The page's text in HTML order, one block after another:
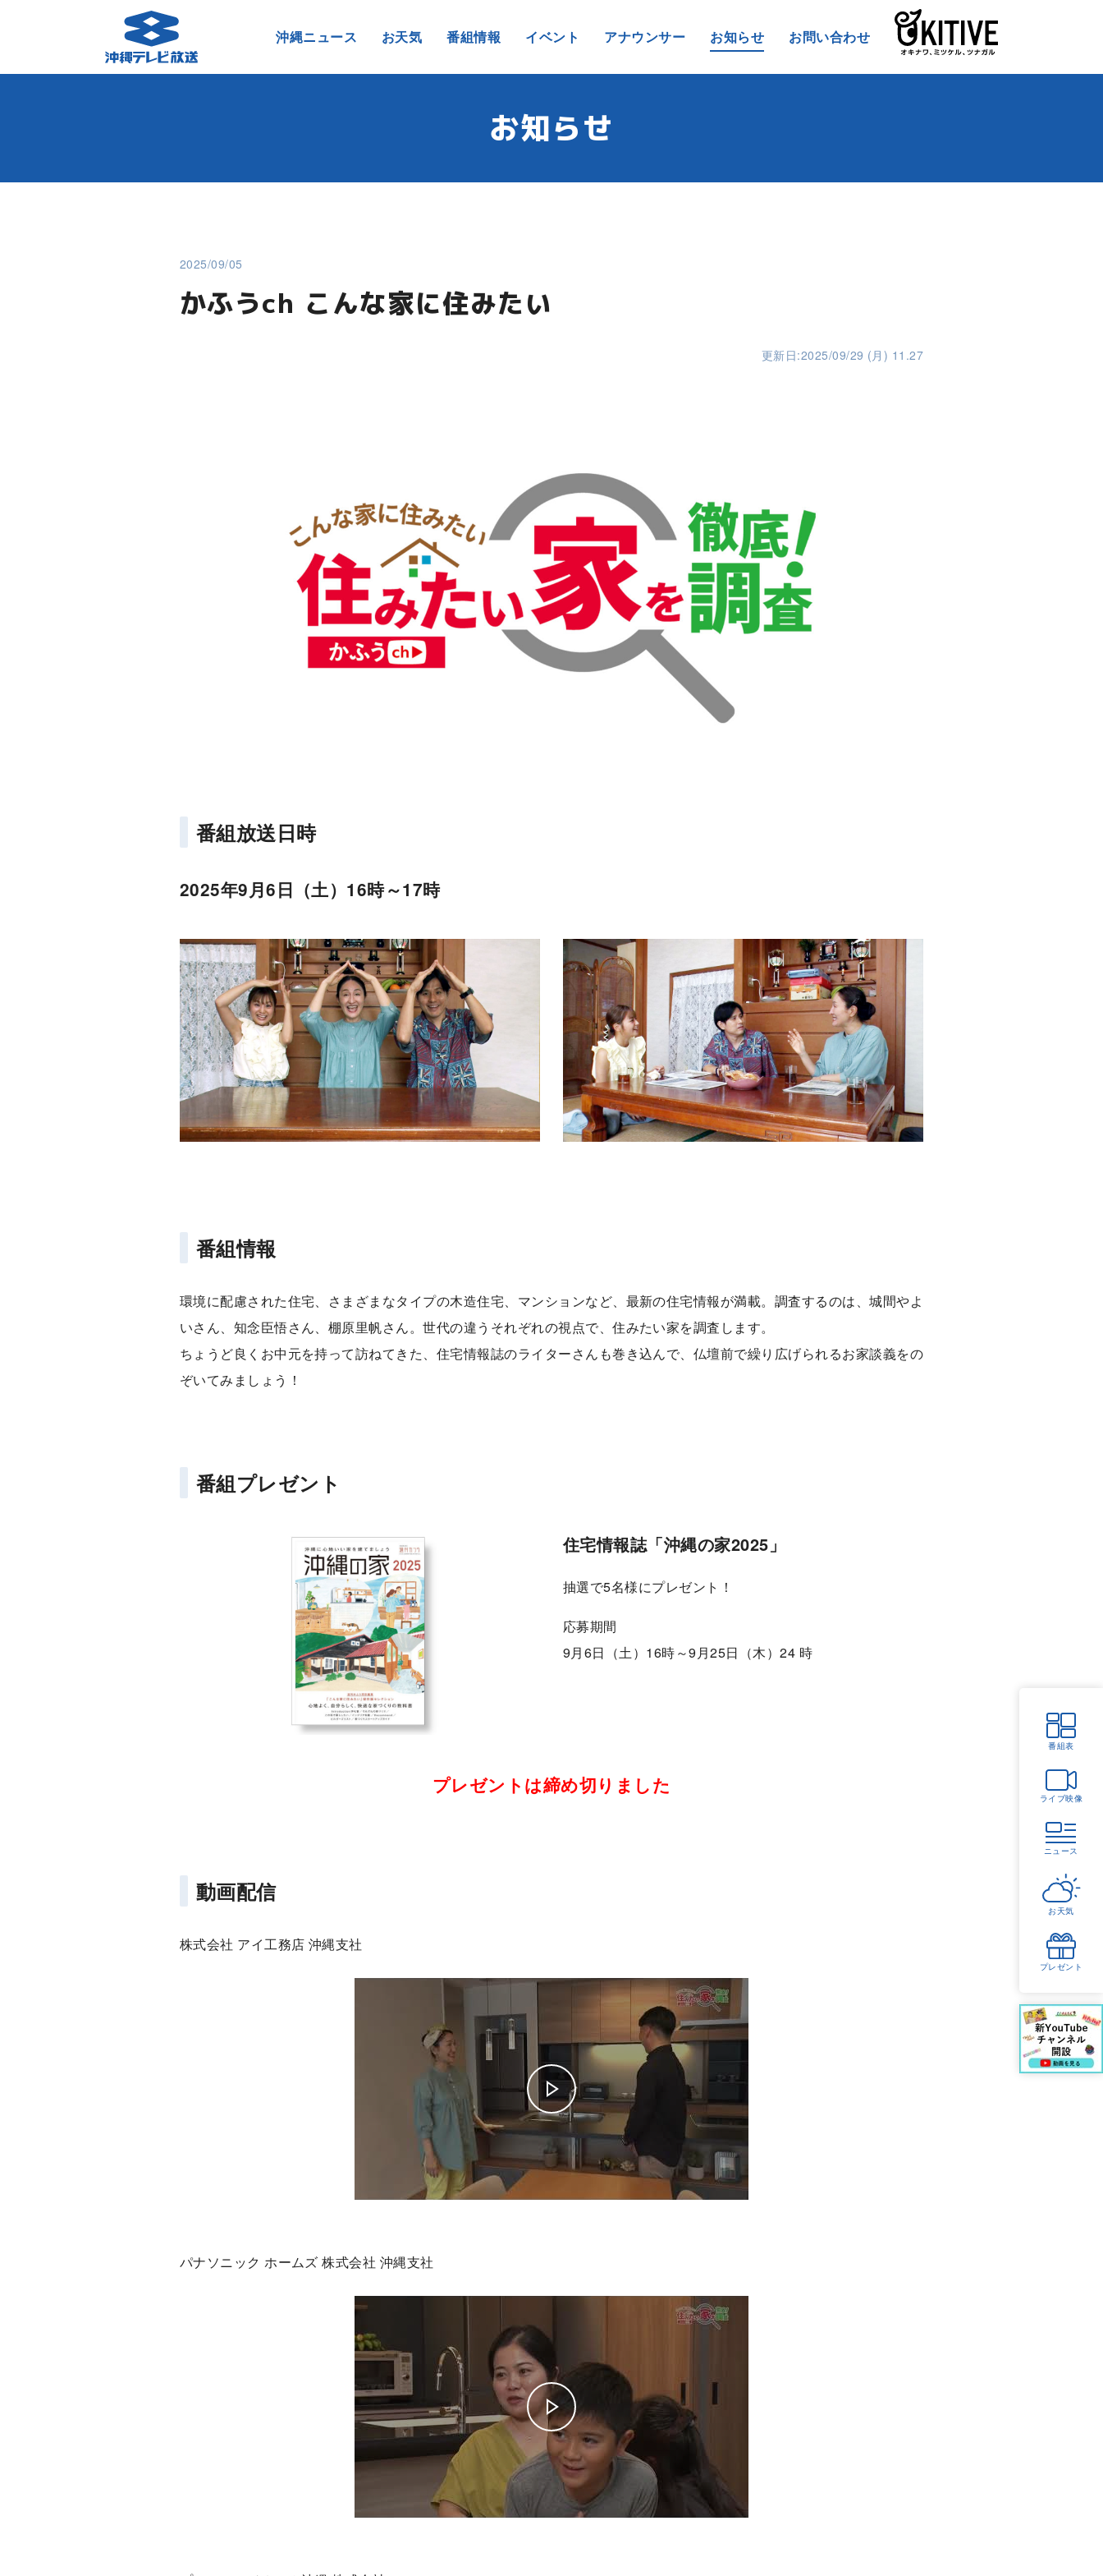
沖縄ニュース お天気 番組情報 イベント アナウンサー お知らせ お問い合わせ
番組表
ライブ映像
ニュース
お天気
プレゼント
お知らせ
2025/09/05
かふうch こんな家に住みたい
更新日:2025/09/29 (月) 11.27
番組放送日時
2025年9月6日（土）16時～17時
番組情報
環境に配慮された住宅、さまざまなタイプの木造住宅、マンションなど、最新の住宅情報が満載。調査するのは、城間やよ
いさん、知念臣悟さん、棚原里帆さん。世代の違うそれぞれの視点で、住みたい家を調査します。
ちょうど良くお中元を持って訪ねてきた、住宅情報誌のライターさんも巻き込んで、仏壇前で繰り広げられるお家談義をの
ぞいてみましょう！
番組プレゼント
住宅情報誌「沖縄の家2025」
抽選で5名様にプレゼント！
応募期間
9月6日（土）16時～9月25日（木）24 時
プレゼントは締め切りました
動画配信
株式会社 アイ工務店 沖縄支社
パナソニック ホームズ 株式会社 沖縄支社